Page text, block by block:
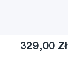
329,00 Zł